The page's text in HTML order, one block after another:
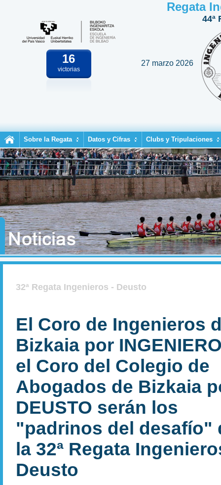
16
victorias
Regata
44ª
27 marzo 2026
Sobre la Regata Datos y Cifras Clubs y Tripulaciones
32ª Regata Ingenieros - Deusto
El Coro de Ingenieros
Bizkaia por
el Coro del Colegio de
Abogados de Bizkaia
DEUSTO serán los
"padrinos del desafío"
la 32ª Regata
Deusto